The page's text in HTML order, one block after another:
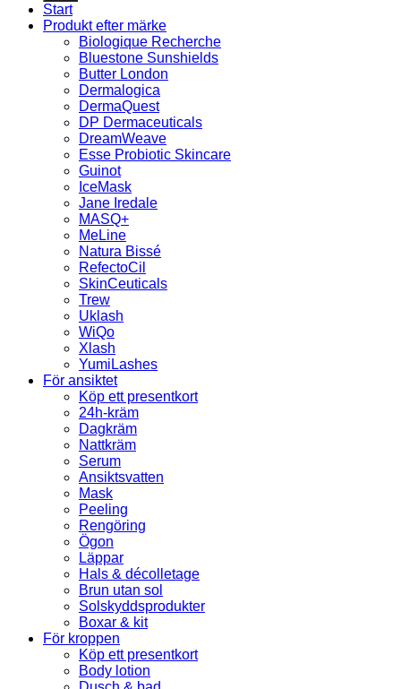
Start
Produkt efter märke
Biologique Recherche
Bluestone Sunshields
Butter London
Dermalogica
DermaQuest
DP Dermaceuticals
DreamWeave
Esse Probiotic Skincare
Guinot
IceMask
Jane Iredale
MASQ+
MeLine
Natura Bissé
RefectoCil
SkinCeuticals
Trew
Uklash
WiQo
Xlash
YumiLashes
För ansiktet
Köp ett presentkort
24h-kräm
Dagkräm
Nattkräm
Serum
Ansiktsvatten
Mask
Peeling
Rengöring
Ögon
Läppar
Hals & décolletage
Brun utan sol
Solskyddsprodukter
Boxar & kit
För kroppen
Köp ett presentkort
Body lotion